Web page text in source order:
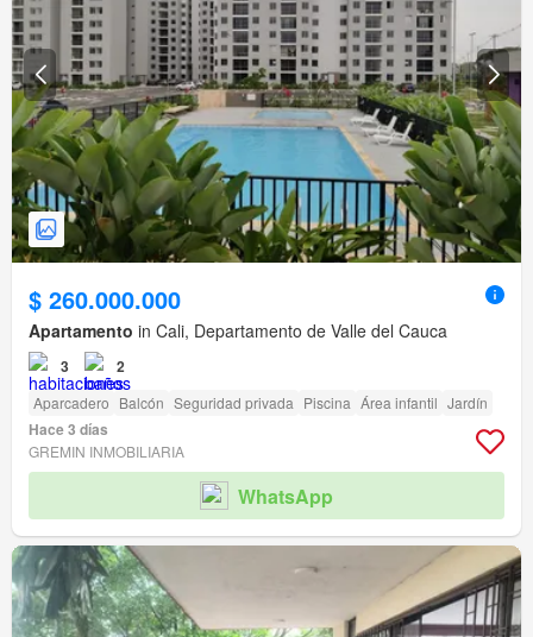
$ 260.000.000
Apartamento in Cali, Departamento de Valle del Cauca
3 2
Aparcadero Balcón Seguridad privada Piscina Área infantil Jardín
Hace 3 días
GREMIN INMOBILIARIA
WhatsApp